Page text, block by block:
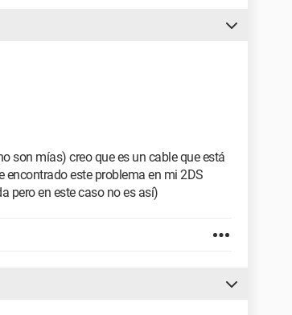
son mías) creo que es un cable que está
encontrado este problema en mi 2DS
pero en este caso no es así)